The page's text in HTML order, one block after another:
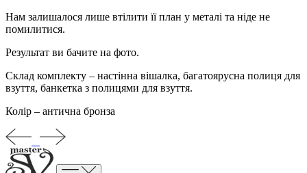
Нам залишалося лише втілити її план у металі та ніде не
помилитися.
Результат ви бачите на фото.
Склад комплекту – настінна вішалка, багатоярусна полиця для
взуття, банкетка з полицями для взуття.
Колір – антична бронза